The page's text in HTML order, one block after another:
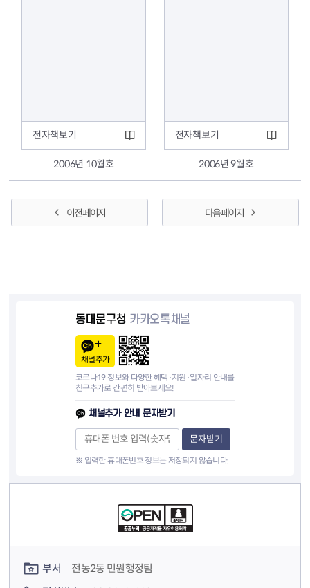
전자책보기
2006년 10월호
전자책보기
2006년 9월호
이전 페이지 다음 페이지
동대문구청 카카오톡채널
채널추가
코로나19 정보와 다양한 혜택·지원·일자리 안내를
친구추가로 간편히 받아보세요!
채널추가 안내 문자받기
문자받기
※ 입력한 휴대폰번호 정보는 저장되지 않습니다.
부서
전농2동 민원행정팀